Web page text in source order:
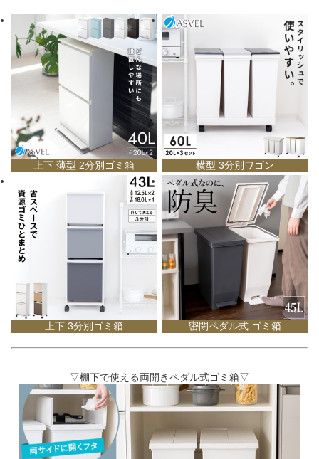
上下 薄型 2分別ゴミ箱 横型 3分別ワゴン
上下 3分別ゴミ箱 密閉ペダル式 ゴミ箱
▽棚下で使える両開きペダル式ゴミ箱▽